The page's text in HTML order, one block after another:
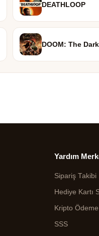
DEATHLOOP
DOOM: The
Yardım
Sipariş Takibi
Hediye Kartı
Kripto
SSS